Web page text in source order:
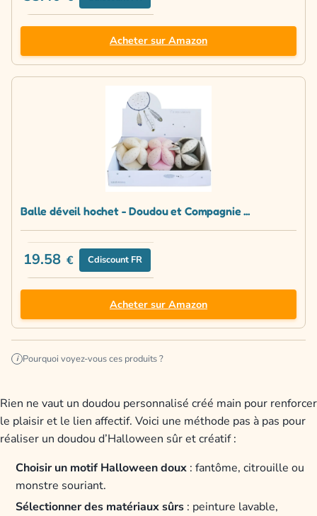
Acheter sur Amazon
Balle déveil hochet - Doudou et Compagnie ...
19.58 € Cdiscount FR
Acheter sur Amazon
i Pourquoi voyez-vous ces produits ?
Rien ne vaut un doudou personnalisé créé main pour renforcer
le plaisir et le lien affectif. Voici une méthode pas à pas pour
réaliser un doudou d’Halloween sûr et créatif :
Choisir un motif Halloween doux : fantôme, citrouille ou
monstre souriant.
Sélectionner des matériaux sûrs : peinture lavable,